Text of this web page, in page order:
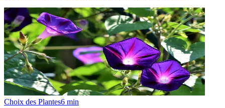
Choix des Plantes6 min